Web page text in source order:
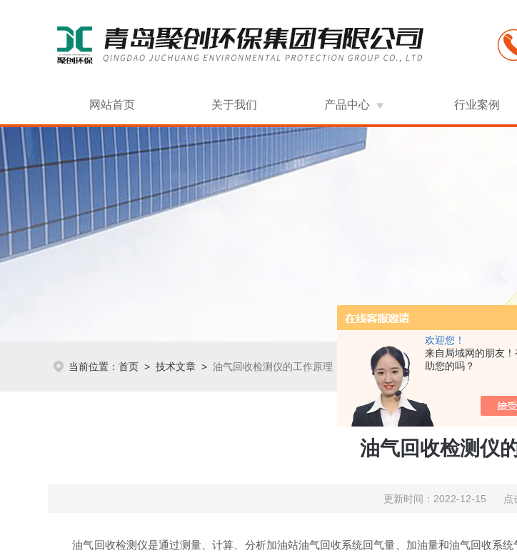
欢迎您！
来自局域网的朋友
助您的吗？
网站首页 关于我们 产品中心 行业案例
当前位置： 首页 > 技术文章 > 油气回收检测仪的工作原理
油气回收检测仪
更新时间：2022-12-15 点
油气回收检测仪是通过测量、计算、分析加油站油气回收系统回气量、加油量和油气回收系统